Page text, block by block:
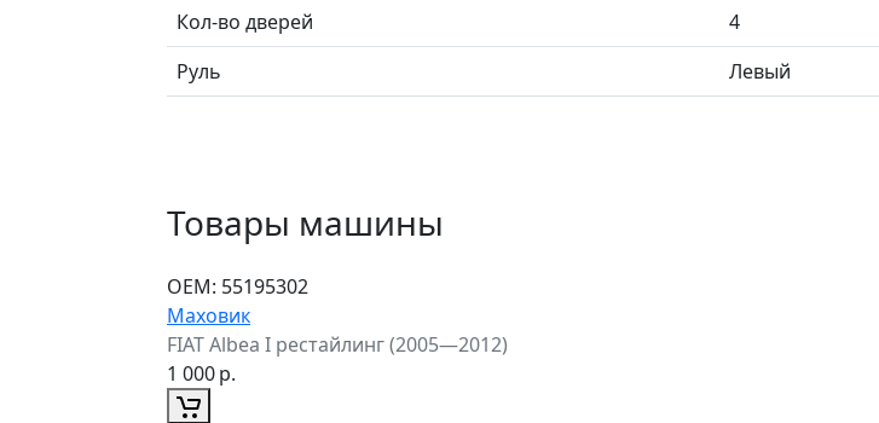
Кол-во дверей
4
Руль
Левый
Товары машины
ОЕМ: 55195302
Маховик
FIAT Albea I рестайлинг (2005—2012)
1 000р.